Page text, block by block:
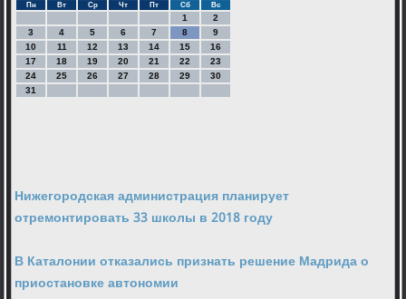
Пн Вт Ср Чт Пт Сб Вс
1
2
3
4 5 6 7 8
9
10
11 12 13 14 15
16
17
18 19 20 21 22
23
24
25 26 27 28 29
30
31
Нижегородская администрация планирует
отремонтировать 33 школы в 2018 году
В Каталонии отказались признать решение Мадрида о
приостановке автономии